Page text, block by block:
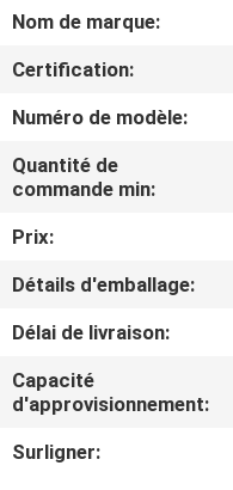
VIDÉOS
À
PROPOS
NOUS
VISITE
DE
L'USINE
Nom de marque:
Certification:
Numéro de modèle:
Quantité de
commande min:
Prix:
Détails d'emballage:
Délai de livraison:
Capacité
d'approvisionnement:
Surligner: